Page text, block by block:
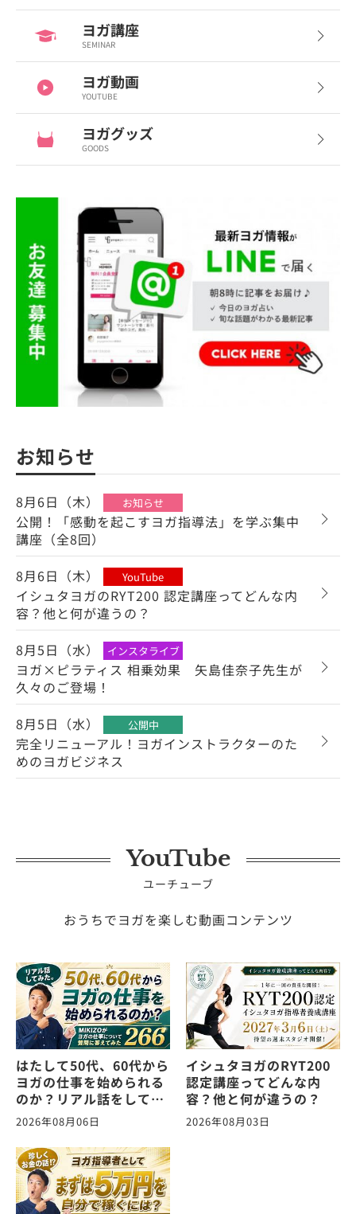
ヨガ講座
SEMINAR
ヨガ動画
YOUTUBE
ヨガグッズ
GOODS
お知らせ
8月6日（木） お知らせ
公開！「感動を起こすヨガ指導法」を学ぶ集中
講座（全8回）
8月6日（木）
YouTube
イシュタヨガのRYT200 認定講座ってどんな内
容？他と何が違うの？
8月5日（水）
インスタライブ
ヨガ×ピラティス 相乗効果 矢島佳奈子先生が
久々のご登場！
8月5日（水）
公開中
完全リニューアル！ヨガインストラクターのた
めのヨガビジネス
YouTube
ユーチューブ
おうちでヨガを楽しむ動画コンテンツ
はたして50代、60代から
ヨガの仕事を始められる
のか？リアル話をしてみ
た。ヨガの仕事に関する
質問に答えます！
vol.266
2026年08月06日
イシュタヨガのRYT200
認定講座ってどんな内
容？他と何が違うの？
2026年08月03日